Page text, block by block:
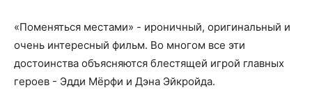
«Поменяться местами» - ироничный, оригинальный и
очень интересный фильм. Во многом все эти
достоинства объясняются блестящей игрой главных
героев - Эдди Мёрфи и Дэна Эйкройда.